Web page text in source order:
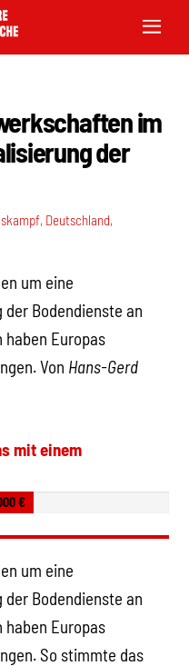
im
der
, Deutschland,
um eine
Bodendienste an
Europas
Von Hans-Gerd
mit einem
€
um eine
Bodendienste an
Europas
So stimmte das